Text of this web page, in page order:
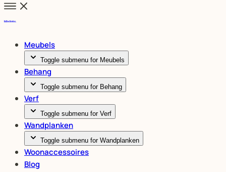
Meubels
Toggle submenu for Meubels
Behang
Toggle submenu for Behang
Verf
Toggle submenu for Verf
Wandplanken
Toggle submenu for Wandplanken
Woonaccessoires
Blog